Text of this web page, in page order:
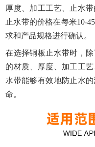
厚度、加工工艺、止水
止水带的价格在每米10-
求和产品规格进行确认。
在选择铜板止水带时，
的材质、厚度、加工工
水带能够有效地防止水
命。